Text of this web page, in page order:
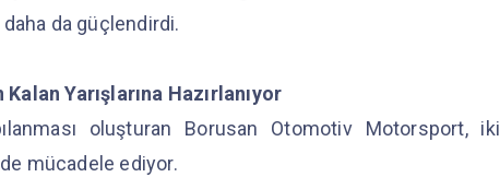
da güçlendirdi.
Yarışlarına Hazırlanıyor
oluşturan Borusan Otomotiv Motorsport, iki
mücadele ediyor.